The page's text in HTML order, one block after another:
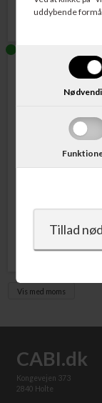
uddybende
Vis med moms
CABI.dk
Kongevejen 373
2840 Holte